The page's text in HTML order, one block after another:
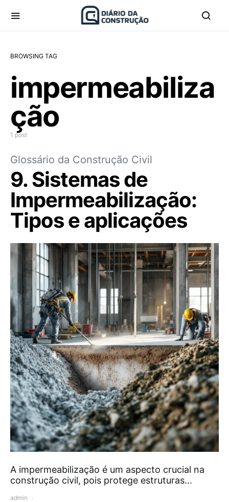
BROWSING TAG
impermeabiliza
ção
1 post
Glossário da Construção Civil
9. Sistemas de
Impermeabilização:
Tipos e aplicações
A impermeabilização é um aspecto crucial na
construção civil, pois protege estruturas…
admin